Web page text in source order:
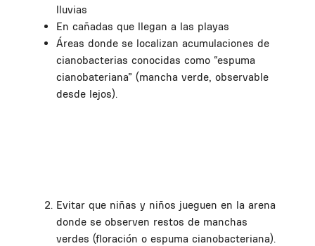
lluvias
En cañadas que llegan a las playas
Áreas donde se localizan acumulaciones de
cianobacterias conocidas como “espuma
cianobateriana” (mancha verde, observable
desde lejos).
Evitar que niñas y niños jueguen en la arena
donde se observen restos de manchas
verdes (floración o espuma cianobacteriana).